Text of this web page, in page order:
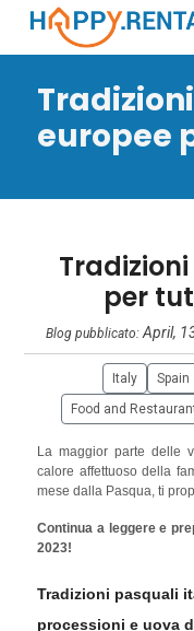
europee
per
Blog pubblicato:April,
Italy Spain
Food and
La maggior parte delle
calore affettuoso della
mese dalla Pasqua, ti
Continua a leggere e
2023!
Tradizioni pasquali
processioni e uova